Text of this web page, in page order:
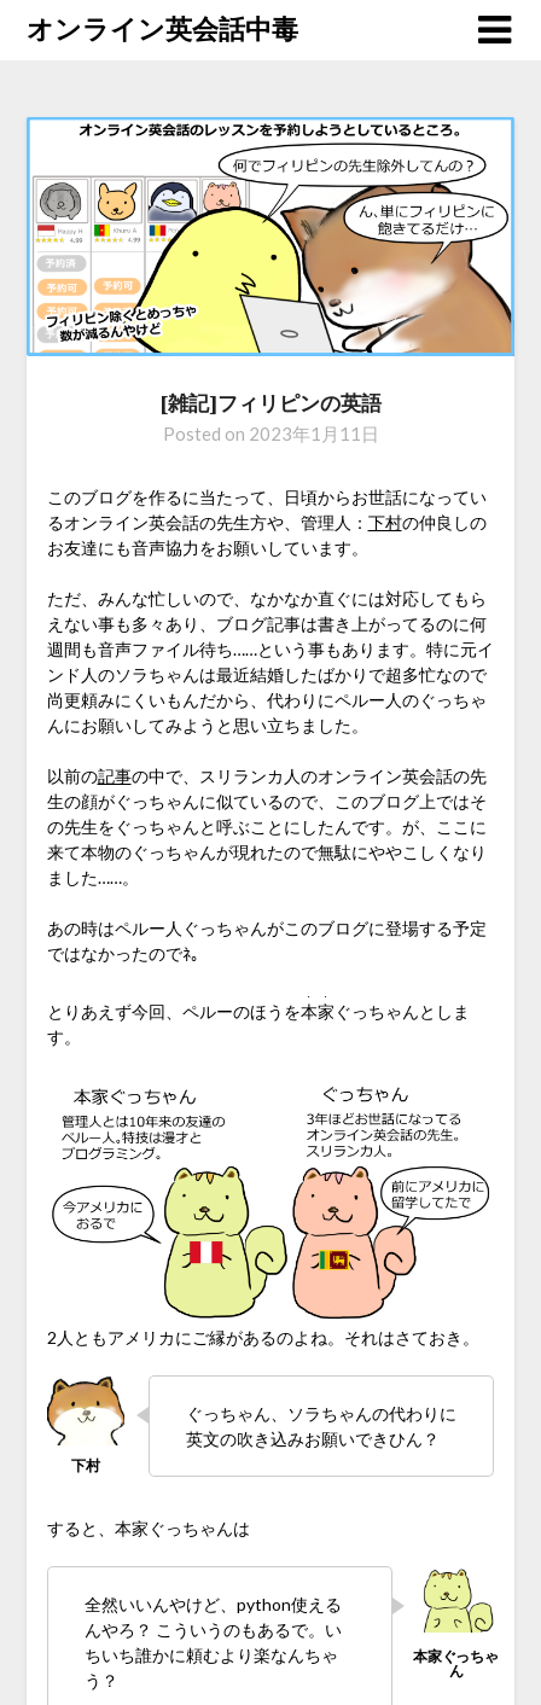
オンライン英会話中毒
[雑記]フィリピンの英語
Posted on 2023年1月11日
このブログを作るに当たって、日頃からお世話になってい
るオンライン英会話の先生方や、管理人： 下村の仲良しの
お友達にも音声協力をお願いしています。
ただ、みんな忙しいので、なかなか直ぐには対応してもら
えない事も多々あり、ブログ記事は書き上がってるのに何
週間も音声ファイル待ち……という事もあります。特に元イ
ンド人のソラちゃんは最近結婚したばかりで超多忙なので
尚更頼みにくいもんだから、代わりにペルー人のぐっちゃ
んにお願いしてみようと思い立ちました。
以前の記事の中で、スリランカ人のオンライン英会話の先
生の顔がぐっちゃんに似ているので、このブログ上ではそ
の先生をぐっちゃんと呼ぶことにしたんです。が、ここに
来て本物のぐっちゃんが現れたので無駄にややこしくなり
ました……。
あの時はペルー人ぐっちゃんがこのブログに登場する予定
ではなかったのでﾈ。
とりあえず今回、ペルーのほうを本家
・・
ぐっちゃんとしま
す。
2人ともアメリカにご縁があるのよね。それはさておき。
ぐっちゃん、ソラちゃんの代わりに
英文の吹き込みお願いできひん？
すると、本家ぐっちゃんは
全然いいんやけど、python使える
んやろ？ こういうのもあるで。い
ちいち誰かに頼むより楽なんちゃ
う？